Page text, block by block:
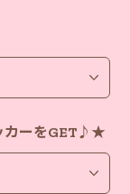
カーをGET♪★